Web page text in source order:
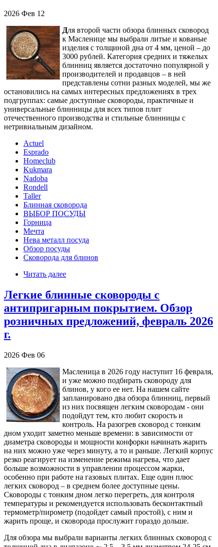
2026 Фев 12
Для второй части обзора блинных сковород
к Масленице мы выбрали литые и кованые
изделия с толщиной дна от 4 мм, ценой – до
3000 рублей. Категория средних и тяжелых
блинниц является достаточно популярной у
производителей и продавцов – в ней
представлены сотни разных моделей, мы же
остановились на самых интересных предложениях в трех
подгруппах: самые доступные сковороды, практичные и
универсальные блинницы для всех типов плит
отечественного производства и стильные блинницы с
нетривиальным дизайном.
Actuel
Esprado
Homeclub
Kukmara
Nadoba
Rondell
Taller
Блинная сковорода
ВЫБОР ПОСУДЫ
Горница
Мечта
Нева металл посуда
Обзор посуды
Сковорода для блинов
Читать далее
Легкие блинные сковороды с
антипригарным покрытием. Обзор
розничных предложений, февраль 2026
г.
2026 Фев 06
Масленица в 2026 году наступит 16 февраля,
и уже можно подбирать сковороду для
блинов, у кого ее нет. На нашем сайте
запланировано два обзора блинниц, первый
из них посвящен легким сковородам - они
подойдут тем, кто любит скорость и
контроль. На разогрев сковород с тонким
дном уходит заметно меньше времени: в зависимости от
диаметра сковороды и мощности конфорки начинать жарить
на них можно уже через минуту, а то и раньше. Легкий корпус
резко реагирует на изменение режима нагрева, что дает
больше возможности в управлении процессом жарки,
особенно при работе на газовых плитах. Еще один плюс
легких сковород – в среднем более доступные цены.
Сковороды с тонким дном легко перегреть, для контроля
температуры и рекомендуется использовать бесконтактный
термометр/пирометр (подойдет самый простой), с ним и
жарить проще, и сковорода прослужит гораздо дольше.
Для обзора мы выбрали варианты легких блинных сковород с